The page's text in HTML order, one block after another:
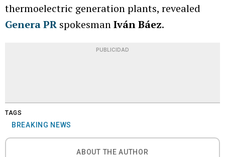
thermoelectric generation plants, revealed
Genera PR spokesmanIván Báez.
PUBLICIDAD
TAGS
BREAKING NEWS
ABOUT THE AUTHOR